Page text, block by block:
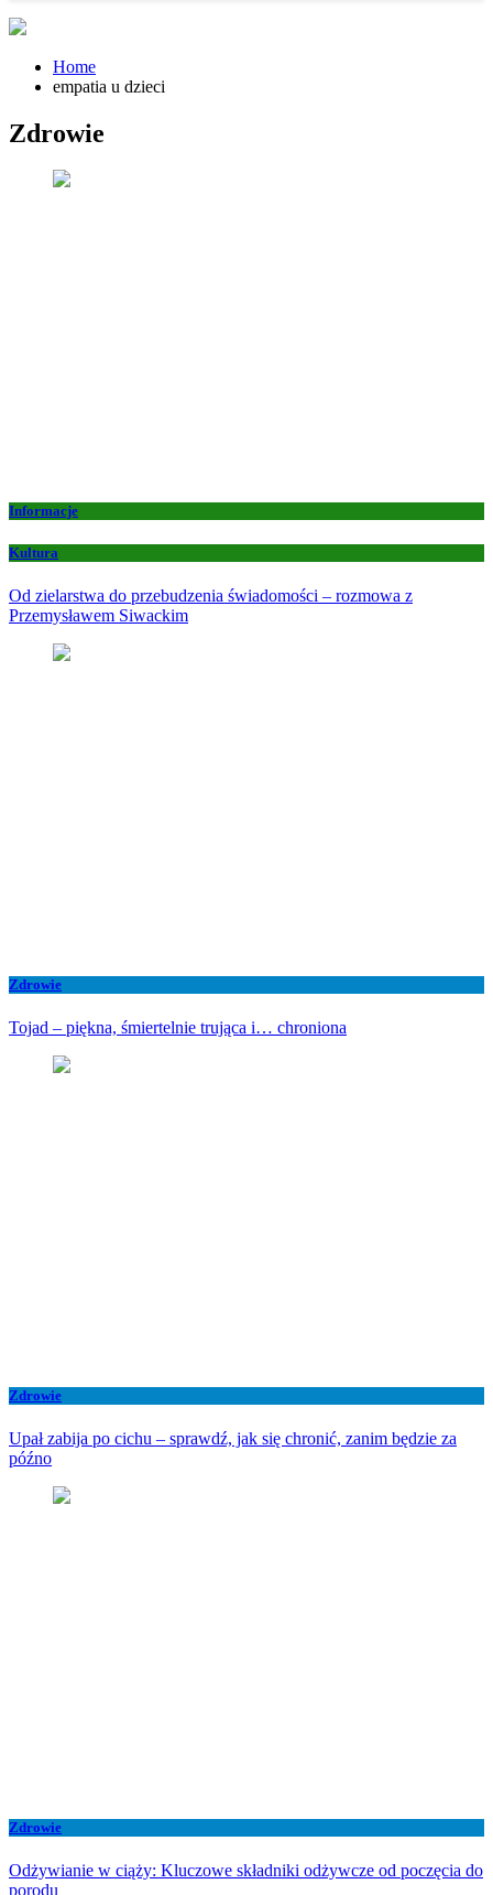
Home
empatia u dzieci
Zdrowie
Informacje
Kultura
Od zielarstwa do przebudzenia świadomości – rozmowa z
Przemysławem Siwackim
Zdrowie
Tojad – piękna, śmiertelnie trująca i… chroniona
Zdrowie
Upał zabija po cichu – sprawdź, jak się chronić, zanim będzie za
późno
Zdrowie
Odżywianie w ciąży: Kluczowe składniki odżywcze od poczęcia do
porodu